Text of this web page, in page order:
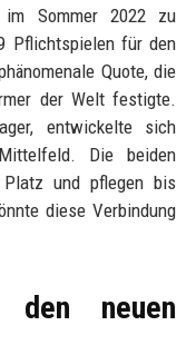
im Sommer 2022 zu
Pflichtspielen für den
Quote, die
der Welt festigte.
entwickelte sich
Die beiden
Platz und pflegen bis
diese Verbindung
neuen